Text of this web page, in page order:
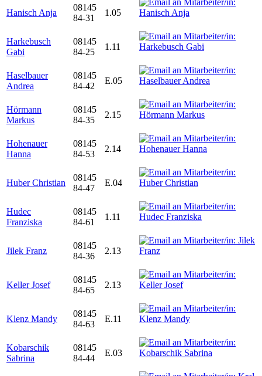
Hanisch Anja
08145
84-31
1.05
Harkebusch
Gabi
08145
84-25
1.11
Haselbauer
Andrea
08145
84-42
E.05
Hörmann
Markus
08145
84-35
2.15
Hohenauer
Hanna
08145
84-53
2.14
Huber Christian
08145
84-47
E.04
Hudec
Franziska
08145
84-61
1.11
Jilek Franz
08145
84-36
2.13
Keller Josef
08145
84-65
2.13
Klenz Mandy
08145
84-63
E.11
Kobarschik
Sabrina
08145
84-44
E.03